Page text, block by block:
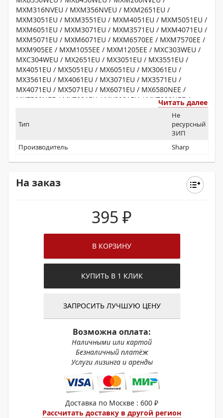
MXM316NVEU / MXM356NVEU / MXM2651EU /
MXM3051EU / MXM3551EU / MXM4051EU / MXM5051EU /
MXM6051EU / MXM3071EU / MXM3571EU / MXM4071EU /
MXM5071EU / MXM6071EU / MXM6570EE / MXM7570EE /
MXM905EE / MXM1055EE / MXM1205EE / MXC303WEU /
MXC304WEU / MX2651EU / MX3051EU / MX3551EU /
MX4051EU / MX5051EU / MX6051EU / MX3061EU /
MX3561EU / MX4061EU / MX3071EU / MX3571EU /
MX4071EU / MX5071EU / MX6071EU / MX6580NEE /
MX7580NEE / MX7081EU / MX8081EU / MX7090NEE /
Читать далее
Тип
Не
ресурсный
ЗИП
Производитель
Sharp
На заказ
395 ₽
В КОРЗИНУ
КУПИТЬ В 1 КЛИК
ЗАПРОСИТЬ ЛУЧШУЮ ЦЕНУ
Возможна оплата:
Наличными или картой
Безналичный платёж
Услуги лизинга и аренды
Доставка по Москве : 600 ₽
Рассчитать доставку в другой регион